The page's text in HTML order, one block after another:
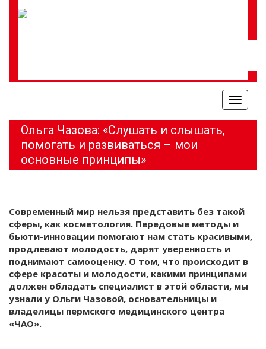
Меню
Ольга Чазова: «Слушать и слышать,
помогать и развиваться – мои
основные принципы»
Современный мир нельзя представить без такой
сферы, как косметология. Передовые методы и
бьюти-инновации помогают нам стать красивыми,
продлевают молодость, дарят уверенность и
поднимают самооценку. О том, что происходит в
сфере красоты и молодости, какими принципами
должен обладать специалист в этой области, мы
узнали у Ольги Чазовой, основательницы и
владелицы пермского медицинского центра
«ЧАО».